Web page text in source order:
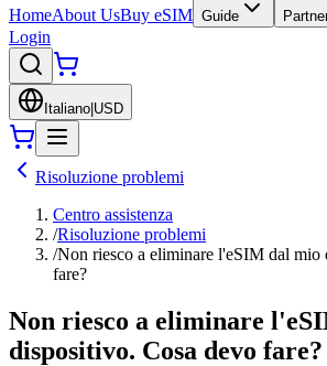
HomeAbout UsBuy eSIM Guide
Login
Italiano USD
Risoluzione problemi
Centro assistenza
/Risoluzione problemi
/Non riesco a eliminare l'eSIM dal mio
fare?
Non riesco a eliminare
dispositivo. Cosa devo fare?